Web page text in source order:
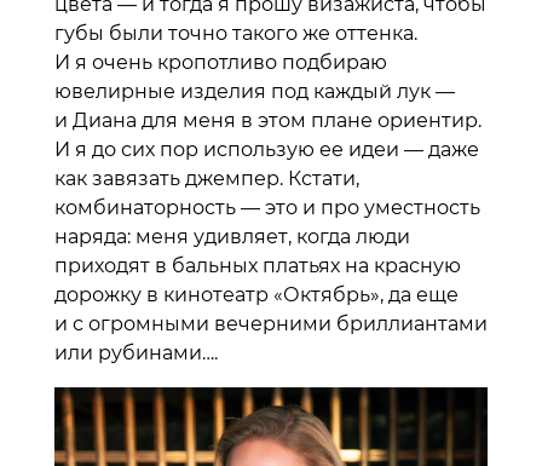
губы были точно такого же оттенка.
И я очень кропотливо подбираю
ювелирные изделия под каждый лук —
и Диана для меня в этом плане ориентир.
И я до сих пор использую ее идеи — даже
как завязать джемпер. Кстати,
комбинаторность — это и про уместность
наряда: меня удивляет, когда люди
приходят в бальных платьях на красную
дорожку в кинотеатр «Октябрь», да еще
и с огромными вечерними бриллиантами
или рубинами….